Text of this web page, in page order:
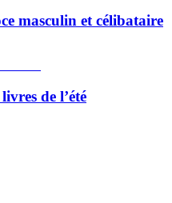
masculin et célibataire
de l’été